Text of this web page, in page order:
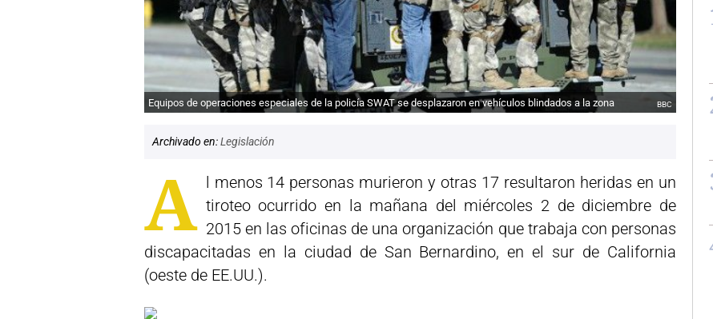
Equipos de operaciones especiales de la policía SWAT se desplazaron en vehículos blindados a la zona BBC
Archivado en:Legislación
A
l menos 14 personas murieron y otras 17 resultaron heridas en un
tiroteo ocurrido en la mañana del miércoles 2 de diciembre de
2015 en las oficinas de una organización que trabaja con personas
discapacitadas en la ciudad de San Bernardino, en el sur de California
(oeste de EE.UU.).